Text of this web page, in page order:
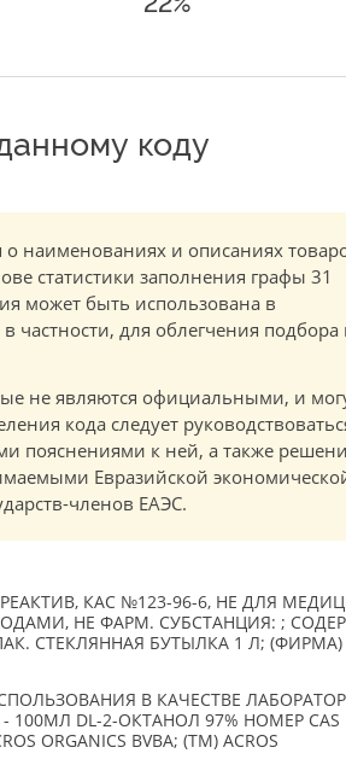
коду
наименованиях и описаниях
статистики заполнения графы 31
может быть использована в
частности, для облегчения подбора
не являются официальными, и
кода следует
пояснениями к ней, а также
Евразийской
членов ЕАЭС.
КАС №123-96-6, НЕ ДЛЯ
НЕ ФАРМ. СУБСТАНЦИЯ: ;
СТЕКЛЯННАЯ БУТЫЛКА 1 Л; (ФИРМА)
В КАЧЕСТВЕ
100МЛ DL-2-ОКТАНОЛ 97% НОМЕР CAS
ORGANICS BVBA; (TM) ACROS